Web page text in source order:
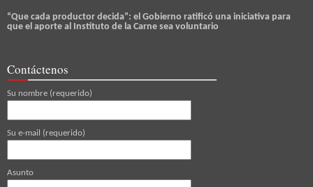
“Que cada productor decida”: el Gobierno ratificó una iniciativa para
que el aporte al Instituto de la Carne sea voluntario
Contáctenos
Su nombre (requerido)
Su e-mail (requerido)
Asunto